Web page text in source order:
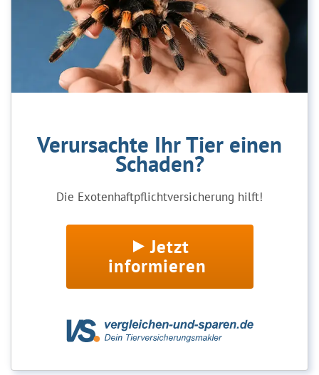
Verursachte Ihr Tier einen
Schaden?
Die Exotenhaftpflichtversicherung hilft!
Jetzt
informieren